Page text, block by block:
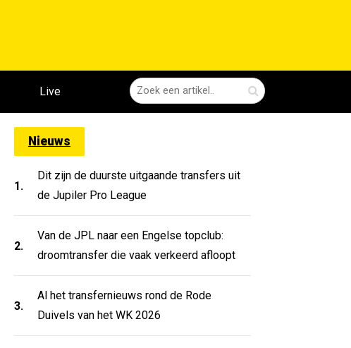
Live
Nieuws
1.
Dit zijn de duurste uitgaande transfers uit
de Jupiler Pro League
2.
Van de JPL naar een Engelse topclub:
droomtransfer die vaak verkeerd afloopt
3.
Al het transfernieuws rond de Rode
Duivels van het WK 2026